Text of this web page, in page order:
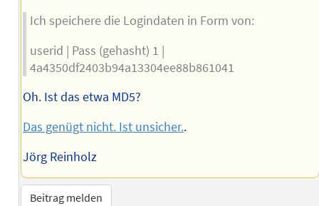
Ich speichere die Logindaten in Form von:
userid | Pass (gehasht) 1 |
4a4350df2403b94a13304ee88b861041
Oh. Ist das etwa MD5?
Das genügt nicht. Ist unsicher..
Jörg Reinholz
Beitrag melden